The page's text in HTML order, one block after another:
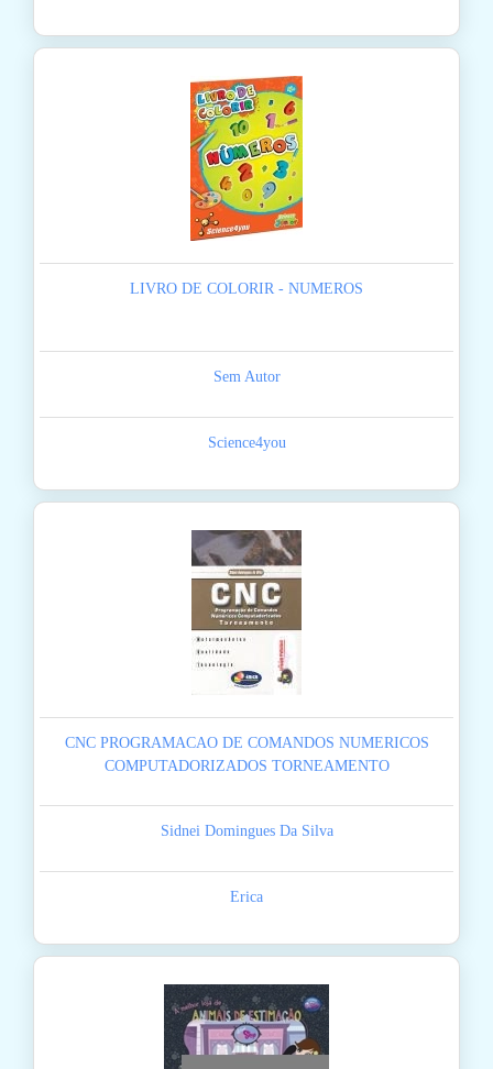
LIVRO DE COLORIR - NUMEROS
Sem Autor
Science4you
CNC PROGRAMACAO DE COMANDOS NUMERICOS
COMPUTADORIZADOS TORNEAMENTO
Sidnei Domingues Da Silva
Erica